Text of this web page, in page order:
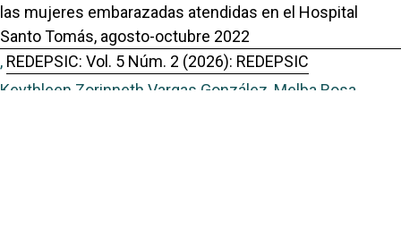
las mujeres embarazadas atendidas en el Hospital
Santo Tomás, agosto-octubre 2022
, REDEPSIC: Vol. 5 Núm. 2 (2026): REDEPSIC
Keythleen Zorinneth Vargas González, Melba Rosa